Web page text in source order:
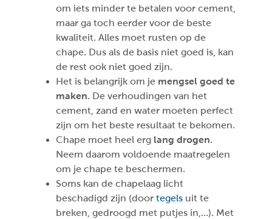
om iets minder te betalen voor cement,
maar ga toch eerder voor de beste
kwaliteit. Alles moet rusten op de
chape. Dus als de basis niet goed is, kan
de rest ook niet goed zijn.
Het is belangrijk om je mengsel goed te
maken. De verhoudingen van het
cement, zand en water moeten perfect
zijn om het beste resultaat te bekomen.
Chape moet heel erg lang drogen.
Neem daarom voldoende maatregelen
om je chape te beschermen.
Soms kan de chapelaag licht
beschadigd zijn (door tegels uit te
breken, gedroogd met putjes in,…). Met